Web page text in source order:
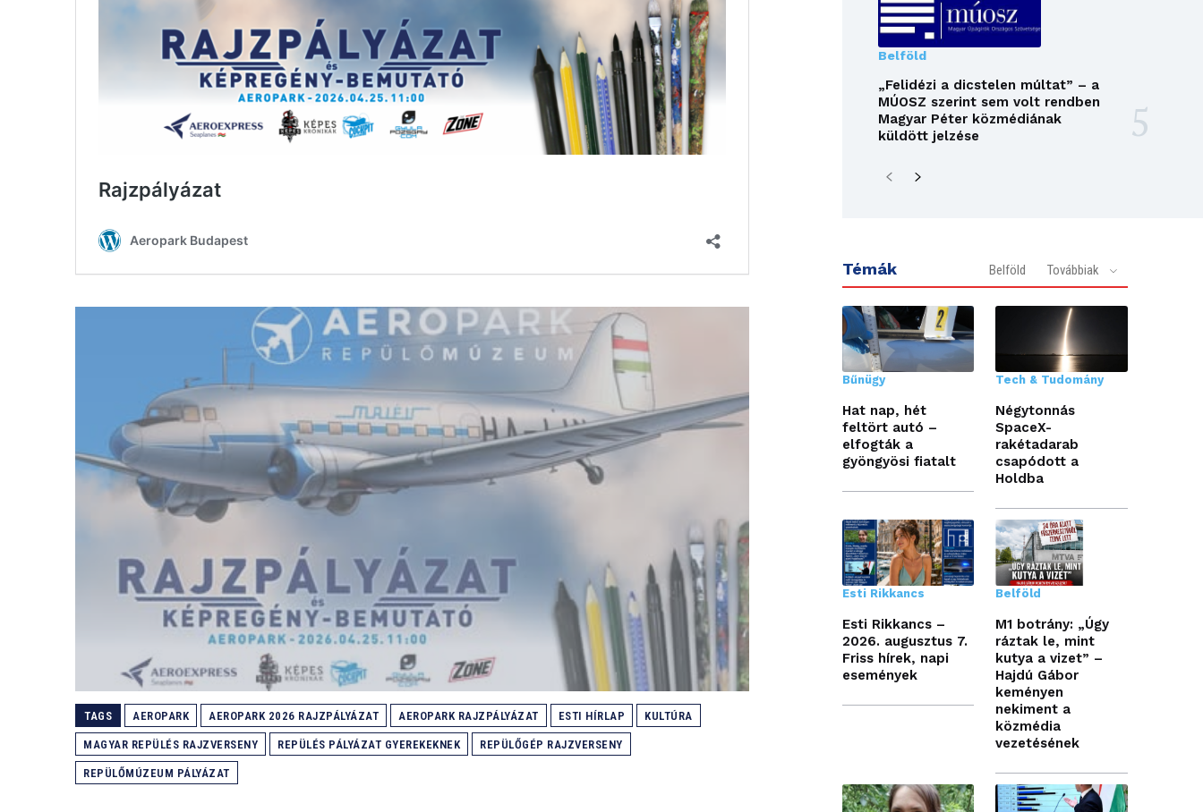
TAGS AEROPARK AEROPARK 2026 RAJZPÁLYÁZAT AEROPARK RAJZPÁLYÁZAT ESTI HÍRLAP KULTÚRA
MAGYAR REPÜLÉS RAJZVERSENY REPÜLÉS PÁLYÁZAT GYEREKEKNEK REPÜLŐGÉP RAJZVERSENY
REPÜLŐMÚZEUM PÁLYÁZAT
Belföld
„Felidézi a dicstelen múltat” – a
MÚOSZ szerint sem volt rendben
Magyar Péter közmédiának
küldött jelzése
Témák Belföld Továbbiak
Bűnügy
Hat nap, hét
feltört autó –
elfogták a
gyöngyösi fiatalt
Tech & Tudomány
Négytonnás
SpaceX-
rakétadarab
csapódott a
Holdba
Esti Rikkancs
Esti Rikkancs –
2026. augusztus 7.
Friss hírek, napi
események
Belföld
M1 botrány: „Úgy
ráztak le, mint
kutya a vizet” –
Hajdú Gábor
keményen
nekiment a
közmédia
vezetésének